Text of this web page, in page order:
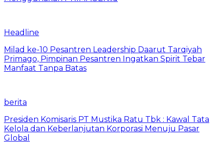
Headline
Milad ke-10 Pesantren Leadership Daarut Tarqiyah
Primago, Pimpinan Pesantren Ingatkan Spirit Tebar
Manfaat Tanpa Batas
berita
Presiden Komisaris PT Mustika Ratu Tbk : Kawal Tata
Kelola dan Keberlanjutan Korporasi Menuju Pasar
Global